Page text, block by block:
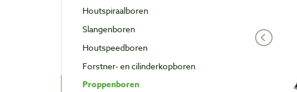
Houtspiraalboren
Slangenboren
Houtspeedboren
Forstner- en cilinderkopboren
Proppenboren